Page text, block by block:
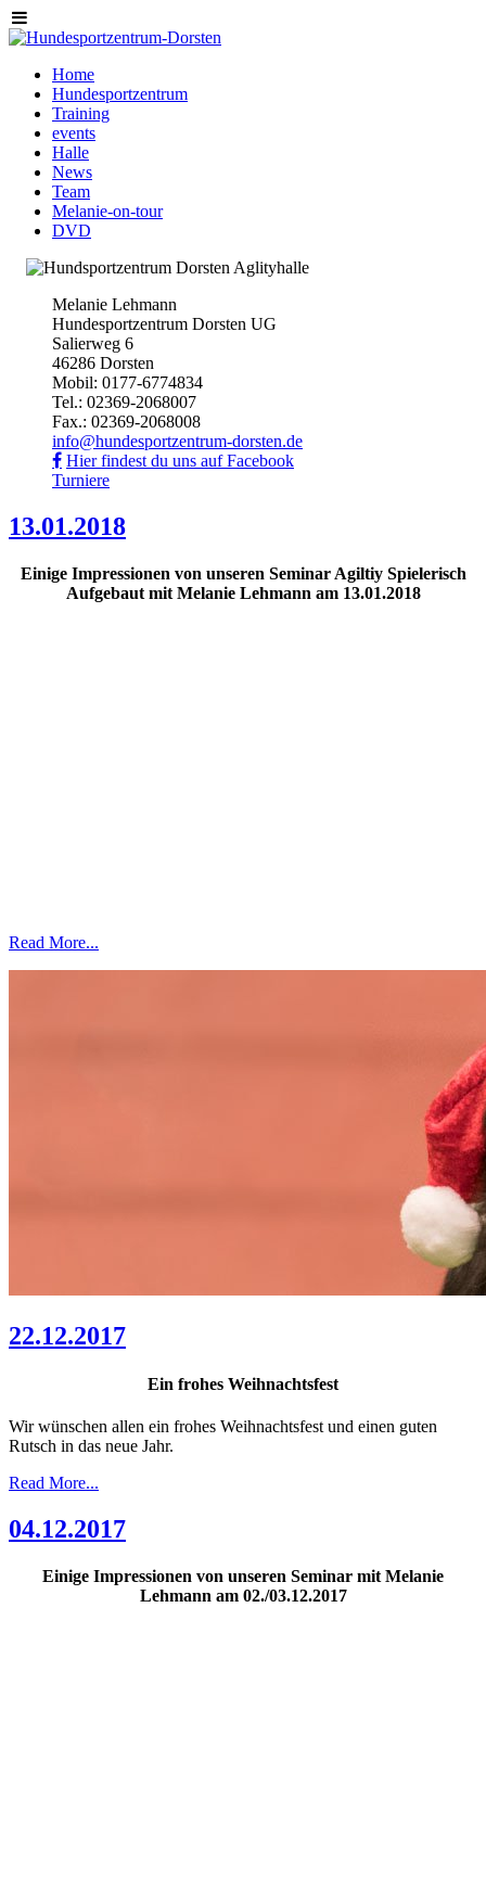
Home
Hundesportzentrum
Training
events
Halle
News
Team
Melanie-on-tour
DVD
Melanie Lehmann
Hundesportzentrum Dorsten UG
Salierweg 6
46286 Dorsten
Mobil: 0177-6774834
Tel.: 02369-2068007
Fax.: 02369-2068008
info@hundesportzentrum-dorsten.de
Hier findest du uns auf Facebook
Turniere
13.01.2018
Einige Impressionen von unseren Seminar Agiltiy Spielerisch
Aufgebaut mit Melanie Lehmann am 13.01.2018
Read More...
22.12.2017
Ein frohes Weihnachtsfest
Wir wünschen allen ein frohes Weihnachtsfest und einen guten
Rutsch in das neue Jahr.
Read More...
04.12.2017
Einige Impressionen von unseren Seminar mit Melanie
Lehmann am 02./03.12.2017